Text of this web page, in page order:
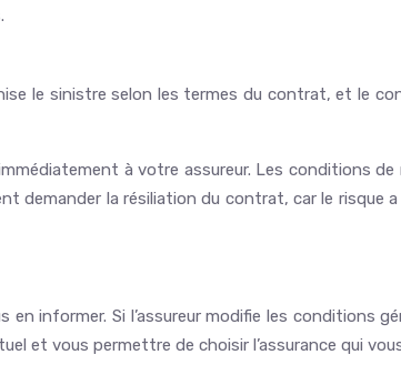
le sinistre selon les termes du contrat, et le
à votre assureur. Les conditions
demander la résiliation du contrat, car le risque
informer. Si l’assureur modifie les conditions
et vous permettre de choisir l’assurance qui